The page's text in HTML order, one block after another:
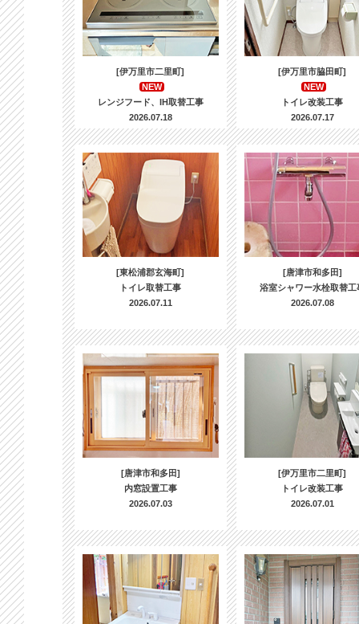
[伊万里市二里町]
NEW
レンジフード、IH取替工事
2026.07.18
[伊万里市脇田町]
NEW
トイレ改装工事
2026.07.17
[東松浦郡玄海町]
トイレ取替工事
2026.07.11
[唐津市和多田]
浴室シャワー水栓取替工
2026.07.08
[唐津市和多田]
内窓設置工事
2026.07.03
[伊万里市二里町]
トイレ改装工事
2026.07.01